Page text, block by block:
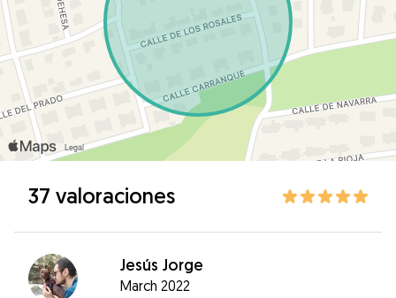
37 valoraciones
Jesús Jorge
March 2022